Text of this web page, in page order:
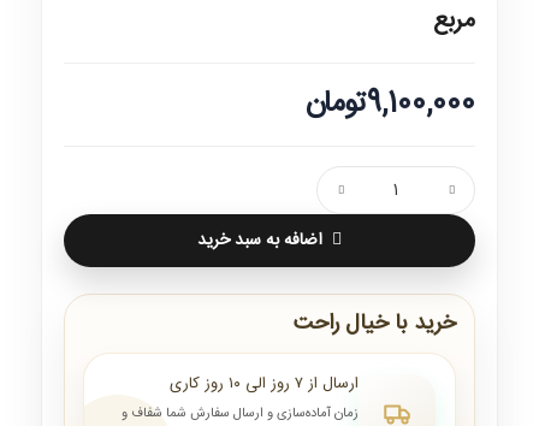
مربع
9,100,000تومان
اضافه به سبد خرید
خرید با خیال راحت
ارسال از ۷ روز الی ۱۰ روز کاری
زمان آماده‌سازی و ارسال سفارش شما شفاف و